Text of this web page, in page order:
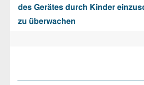
des Gerätes durch Kinder
zu überwachen